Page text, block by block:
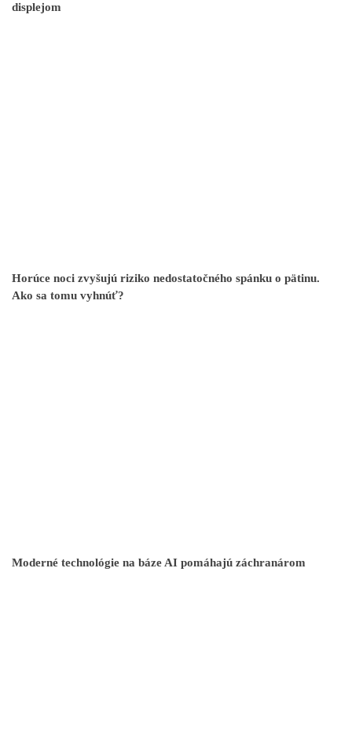
displejom
Horúce noci zvyšujú riziko nedostatočného spánku o pätinu.
Ako sa tomu vyhnúť?
Moderné technológie na báze AI pomáhajú záchranárom